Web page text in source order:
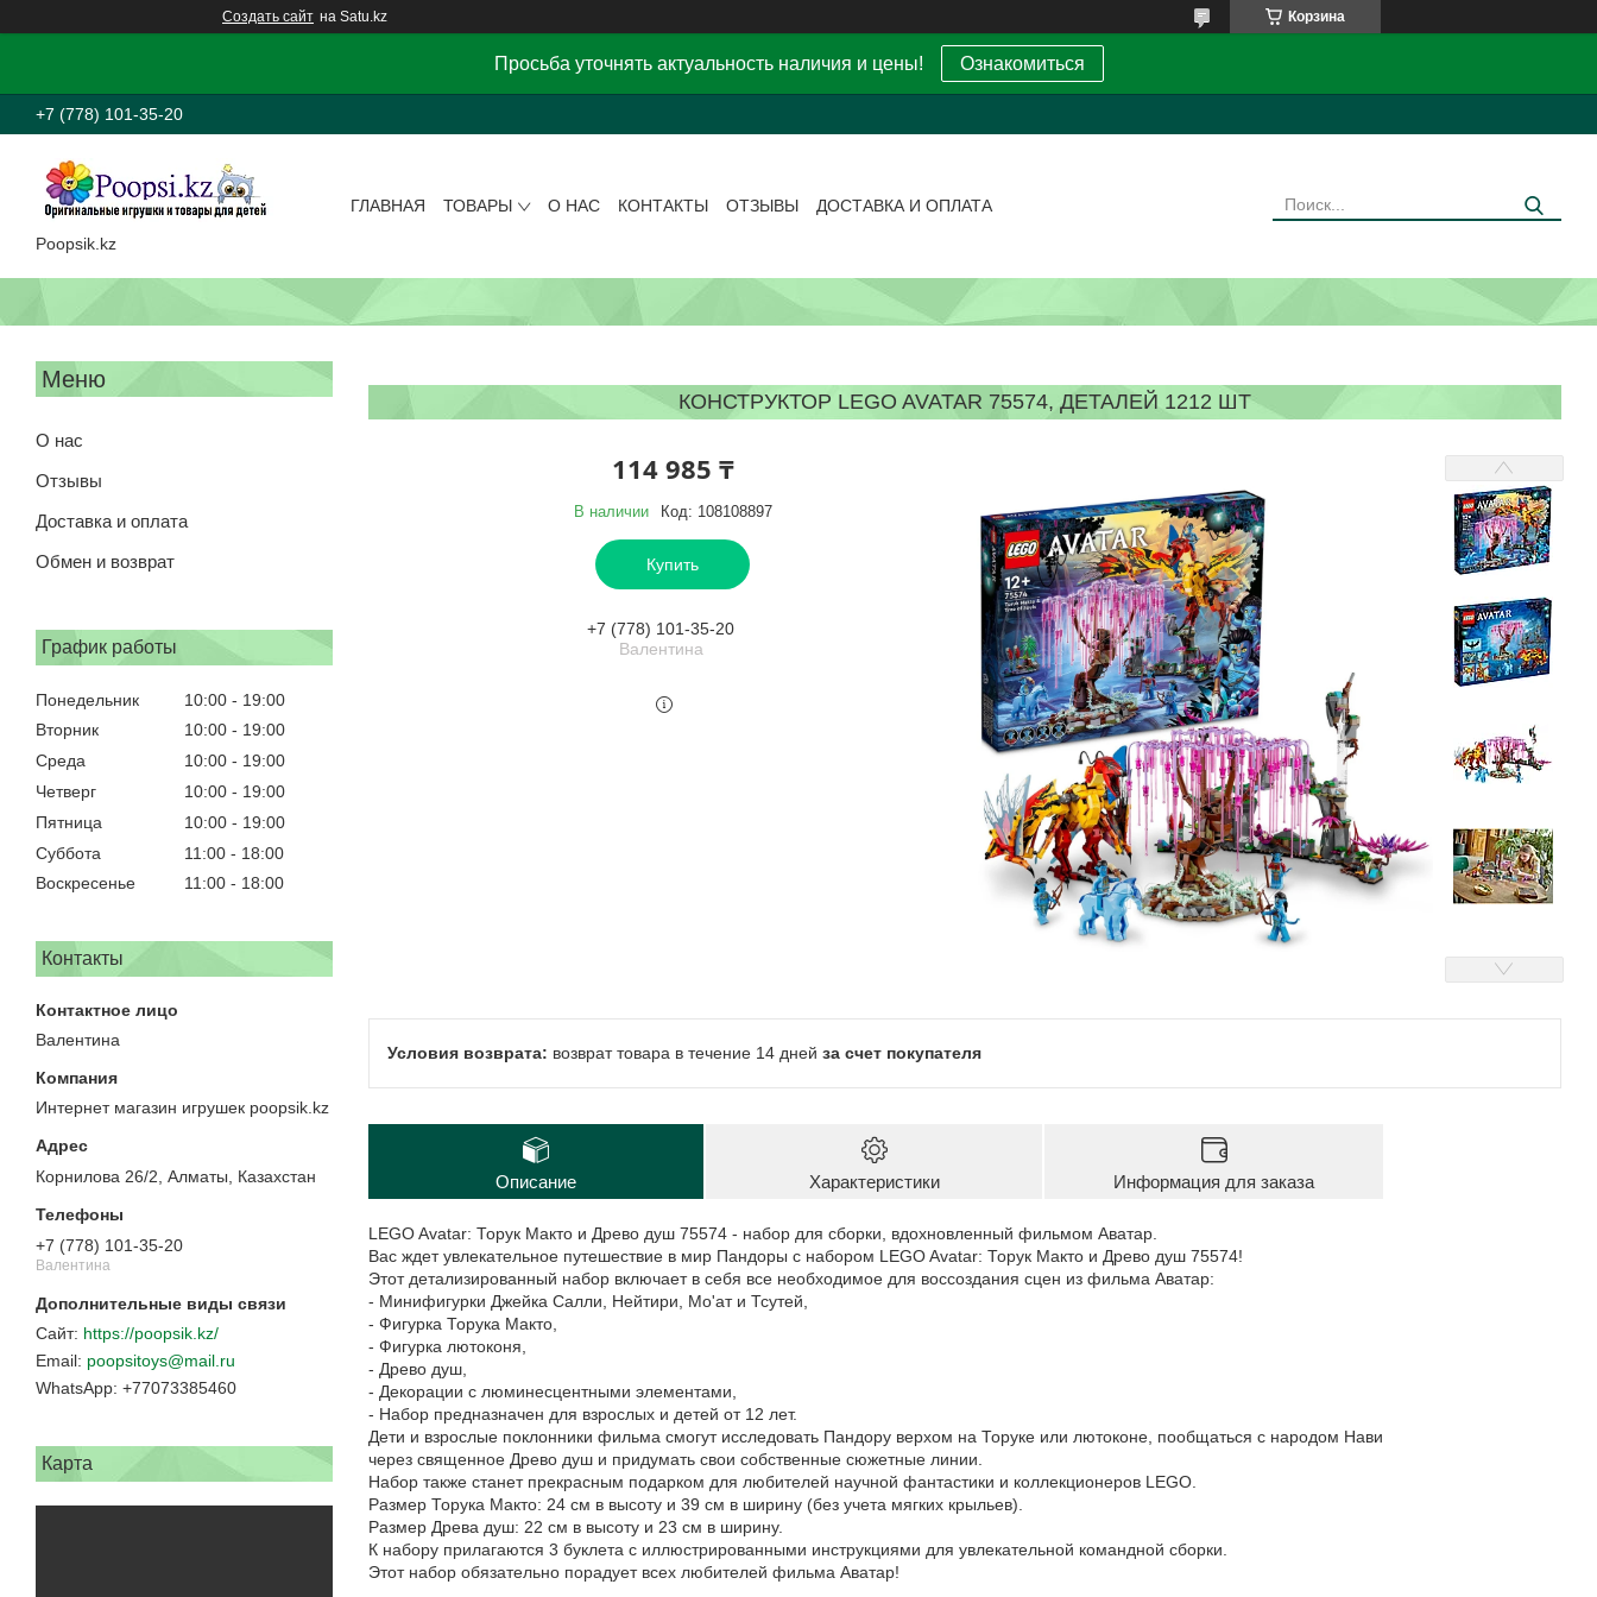
Создать сайт на Satu.kz Корзина
Просьба уточнять актуальность наличия и цены! Ознакомиться
+7 (778) 101-35-20
Poopsik.kz
ГЛАВНАЯ ТОВАРЫ О НАС КОНТАКТЫ ОТЗЫВЫ ДОСТАВКА И ОПЛАТА
О нас
Отзывы
Доставка и оплата
Обмен и возврат
График работы
Понедельник 10:00
19:00
Вторник
10:00
19:00
Среда
10:00
19:00
Четверг
10:00
19:00
Пятница
10:00
19:00
Суббота
11:00
18:00
Воскресенье
11:00 18:00
Контакты
Валентина
Интернет магазин игрушек poopsik.kz
Корнилова 26/2, Алматы, Казахстан
+7 (778) 101-35-20
Валентина
https://poopsik.kz/
poopsitoys@mail.ru
+77073385460
Карта
КОНСТРУКТОР LEGO AVATAR 75574, ДЕТАЛЕЙ 1212 ШТ
114 985 ₸
В наличии Код: 108108897
Купить
+7 (778) 101-35-20
Валентина
возврат товара в течение 14 дней за счет покупателя
Описание Характеристики Информация для заказа
LEGO Avatar: Торук Макто и Древо душ 75574 - набор для сборки, вдохновленный фильмом Аватар.
Вас ждет увлекательное путешествие в мир Пандоры с набором LEGO Avatar: Торук Макто и Древо душ 75574!
Этот детализированный набор включает в себя все необходимое для воссоздания сцен из фильма Аватар:
- Минифигурки Джейка Салли, Нейтири, Мо'ат и Тсутей,
- Фигурка Торука Макто,
- Фигурка лютоконя,
- Древо душ,
- Декорации с люминесцентными элементами,
- Набор предназначен для взрослых и детей от 12 лет.
Дети и взрослые поклонники фильма смогут исследовать Пандору верхом на Торуке или лютоконе, пообщаться с народом Нави
через священное Древо душ и придумать свои собственные сюжетные линии.
Набор также станет прекрасным подарком для любителей научной фантастики и коллекционеров LEGO.
Размер Торука Макто: 24 см в высоту и 39 см в ширину (без учета мягких крыльев).
Размер Древа душ: 22 см в высоту и 23 см в ширину.
К набору прилагаются 3 буклета с иллюстрированными инструкциями для увлекательной командной сборки.
Этот набор обязательно порадует всех любителей фильма Аватар!